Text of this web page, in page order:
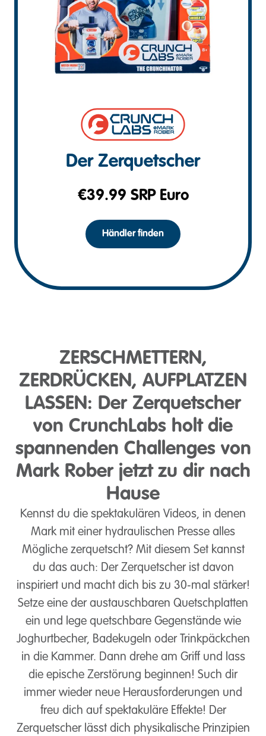
Der Zerquetscher
€39.99 SRP Euro
Händler finden
ZERSCHMETTERN,
ZERDRÜCKEN, AUFPLATZEN
LASSEN: Der Zerquetscher
von CrunchLabs holt die
spannenden Challenges von
Mark Rober jetzt zu dir nach
Hause
Kennst du die spektakulären Videos, in denen
Mark mit einer hydraulischen Presse alles
Mögliche zerquetscht? Mit diesem Set kannst
du das auch: Der Zerquetscher ist davon
inspiriert und macht dich bis zu 30‑mal stärker!
Setze eine der austauschbaren Quetschplatten
ein und lege quetschbare Gegenstände wie
Joghurtbecher, Badekugeln oder Trinkpäckchen
in die Kammer. Dann drehe am Griff und lass
die epische Zerstörung beginnen! Such dir
immer wieder neue Herausforderungen und
freu dich auf spektakuläre Effekte! Der
Zerquetscher lässt dich physikalische Prinzipien